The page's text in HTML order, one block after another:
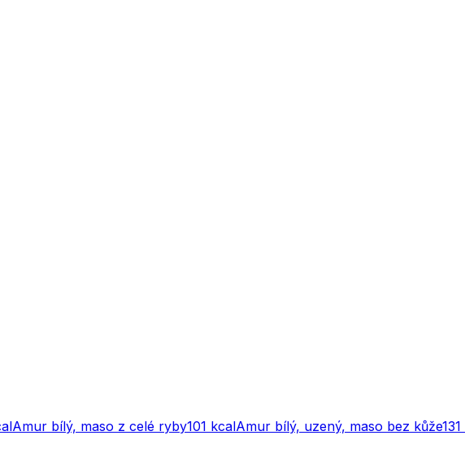
Amur bílý, maso z celé ryby101 kcalAmur bílý, uzený, maso bez kůže131